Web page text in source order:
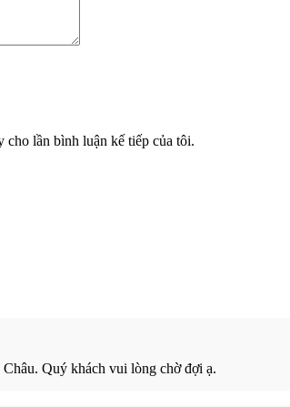
lần bình luận kế tiếp của tôi.
Quý khách vui lòng chờ đợi ạ.